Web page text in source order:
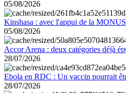
05/08/2026
Kinshasa : avec l'appui de la
05/08/2026
Accor Arena : deux catégories déjà
28/07/2026
Ebola en RDC : Un vaccin pourrait
28/07/2026